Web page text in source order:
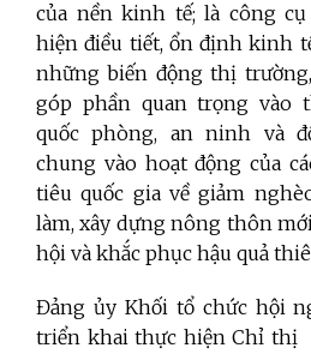
của nền kinh tế; là công
hiện điều tiết, ổn định kinh
những biến động thị
góp phần quan trọng vào
quốc phòng, an ninh và
chung vào hoạt động của
tiêu quốc gia về giảm
làm, xây dựng nông thôn
hội và khắc phục hậu quả
Đảng ủy Khối tổ chức hội
triển khai thực hiện Chỉ thị